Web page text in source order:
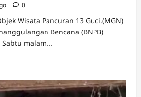
0
Wisata Pancuran 13 Guci.(MGN)
Bencana (BNPB)
malam...